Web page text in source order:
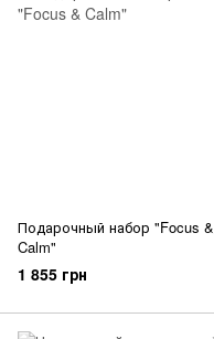
Подарочный набор "Focus &
Calm"
1 855 грн